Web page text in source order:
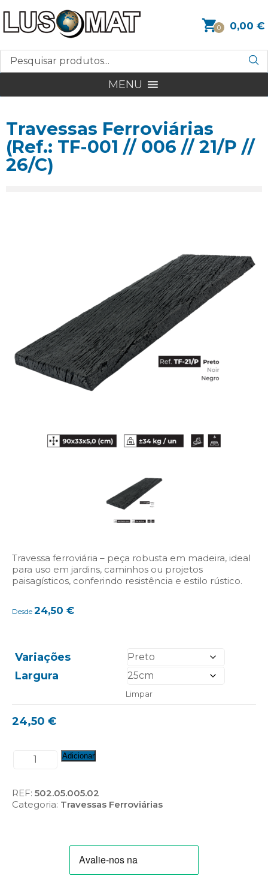
0 0,00 €
MENU
Travessas Ferroviárias
(Ref.: TF-001 // 006 // 21/P //
26/C)
Travessa ferroviária – peça robusta em madeira, ideal
para uso em jardins, caminhos ou projetos
paisagísticos, conferindo resistência e estilo rústico.
Desde 24,50 €
Variações
Largura
Limpar
24,50 €
Quantidade
Ferroviárias
(Ref.:
Adicionar
REF: 502.05.005.02
Categoria: Travessas Ferroviárias